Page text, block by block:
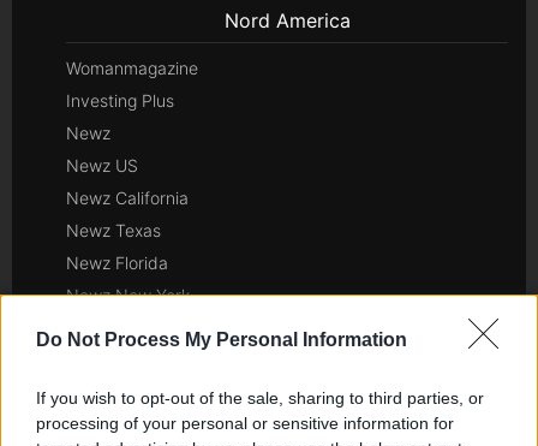
Do Not Process My Personal Information
If you wish to opt-out of the sale, sharing to third parties, or
processing of your personal or sensitive information for
Nord America
Womanmagazine
Investing Plus
Newz
Newz US
Newz California
Newz Texas
Newz Florida
Newz New York
Newz Pennsylvania
Newz Ohio
Gameland